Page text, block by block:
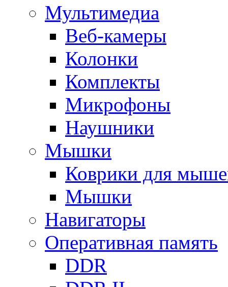
Мультимедиа
Веб-камеры
Колонки
Комплекты
Микрофоны
Наушники
Мышки
Коврики для
Мышки
Навигаторы
Оперативная память
DDR